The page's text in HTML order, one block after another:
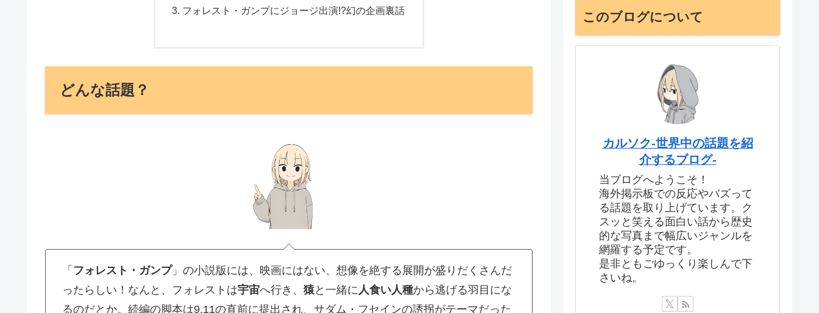
フォレスト・ガンプにジョージ出演!?幻の企画裏話
どんな話題？
「 フォレスト・ガンプ」の小説版には、映画にはない、想像を絶する展開が盛りだくさんだ
ったらしい！なんと、フォレストは宇宙へ行き、 猿と一緒に 人食い人種から逃げる羽目にな
るのだとか。続編の脚本は9.11の直前に提出され、サダム・フセインの誘拐がテーマだった
このブログについて
カルソク-世界中の話題を紹
介するブログ-
当ブログへようこそ！
海外掲示板での反応やバズって
る話題を取り上げています。ク
スッと笑える面白い話から歴史
的な写真まで幅広いジャンルを
網羅する予定です。
是非ともごゆっくり楽しんで下
さいね。